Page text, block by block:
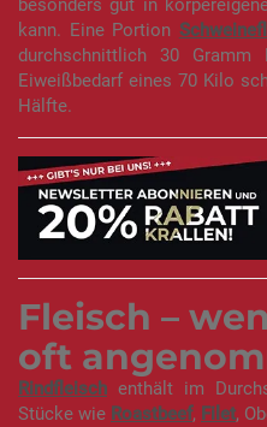
kann. Eine Portion
durchschnittlich 30
Eiweißbedarf eines 70 Kilo
Hälfte.
Fleisch –
oft
Rindfleisch enthält im
Stücke wie Roastbeef, Filet,